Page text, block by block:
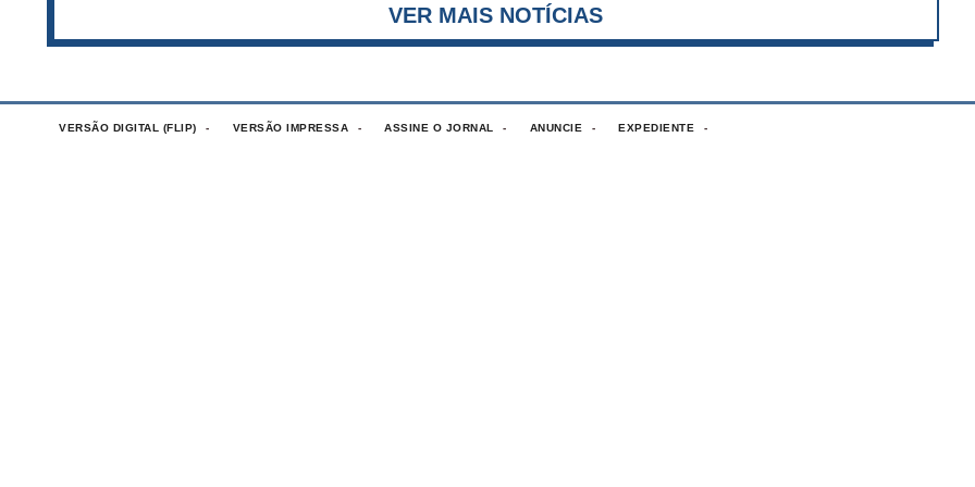
VER MAIS NOTÍCIAS
VERSÃO DIGITAL (FLIP) VERSÃO IMPRESSA ASSINE O JORNAL ANUNCIE EXPEDIENTE